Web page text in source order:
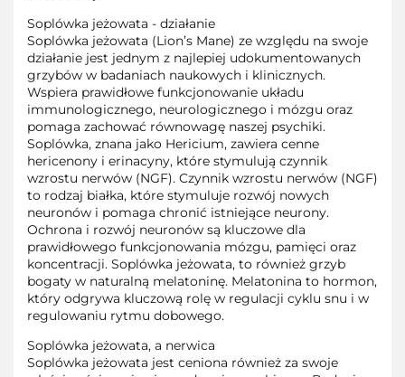
Soplówka jeżowata - działanie
Soplówka jeżowata (Lion’s Mane) ze względu na swoje
działanie jest jednym z najlepiej udokumentowanych
grzybów w badaniach naukowych i klinicznych.
Wspiera prawidłowe funkcjonowanie układu
immunologicznego, neurologicznego i mózgu oraz
pomaga zachować równowagę naszej psychiki.
Soplówka, znana jako Hericium, zawiera cenne
hericenony i erinacyny, które stymulują czynnik
wzrostu nerwów (NGF). Czynnik wzrostu nerwów (NGF)
to rodzaj białka, które stymuluje rozwój nowych
neuronów i pomaga chronić istniejące neurony.
Ochrona i rozwój neuronów są kluczowe dla
prawidłowego funkcjonowania mózgu, pamięci oraz
koncentracji. Soplówka jeżowata, to również grzyb
bogaty w naturalną melatoninę. Melatonina to hormon,
który odgrywa kluczową rolę w regulacji cyklu snu i w
regulowaniu rytmu dobowego.
Soplówka jeżowata, a nerwica
Soplówka jeżowata jest ceniona również za swoje